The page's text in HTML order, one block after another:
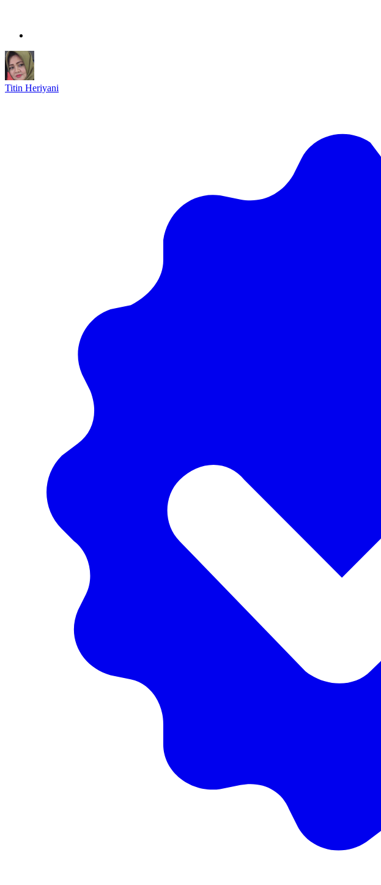
Titin Heriyani